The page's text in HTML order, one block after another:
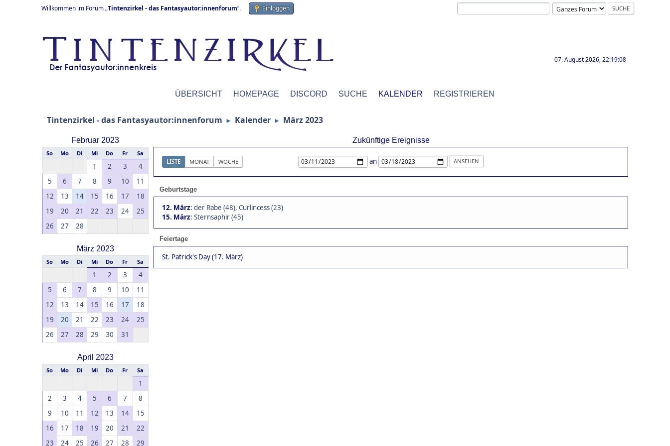
Willkommen im Forum „Tintenzirkel - das Fantasyautor:innenforum“. Einloggen
07. August 2026, 22:19:08
ÜBERSICHT HOMEPAGE DISCORD SUCHE KALENDER REGISTRIEREN
Tintenzirkel - das Fantasyautor:innenforum ► Kalender ► März 2023
Februar 2023
So Mo Di Mi Do Fr Sa
1 2 3
4
5
6 7 8 9 10
11
12
13 14 15 16 17
18
19
20 21 22 23 24
25
26
27 28
März 2023
So Mo Di Mi Do Fr Sa
1 2 3
4
5
6 7 8 9 10
11
12
13 14 15 16 17
18
19
20 21 22 23 24
25
26
27 28 29 30 31
April 2023
So Mo Di Mi Do Fr Sa
1
2
3 4 5 6 7
8
9
10 11 12 13 14
15
16
17 18 19 20 21
22
23
24 25 26 27 28 29
Zukünftige Ereignisse
LISTE MONAT WOCHE an
Geburtstage
12. März: der Rabe (48), Curlincess (23)
15. März: Sternsaphir (45)
Feiertage
St. Patrick's Day (17. März)